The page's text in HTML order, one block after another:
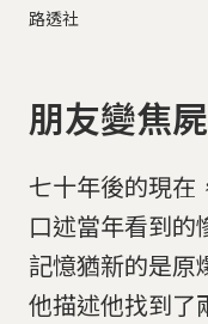
路透社
朋友變焦屍
七十年後的現在
口述當年看到的
記憶猶新的是原
他描述他找到了